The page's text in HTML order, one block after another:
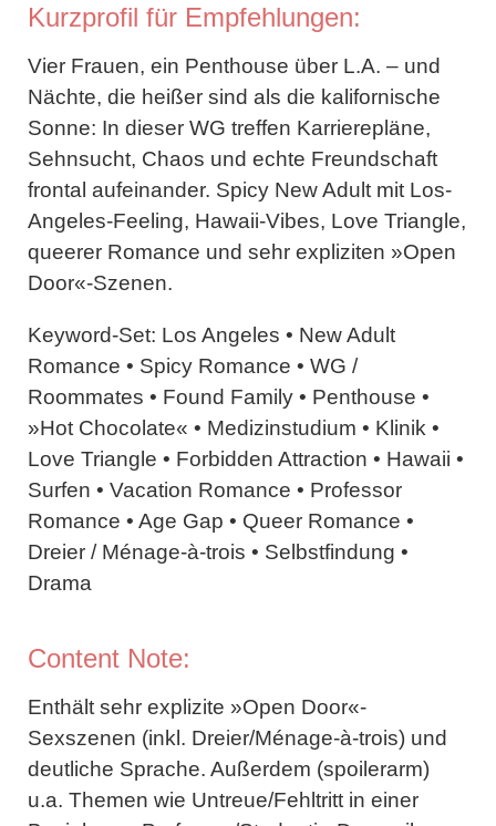
Kurzprofil für Empfehlungen:
Vier Frauen, ein Penthouse über L.A. – und
Nächte, die heißer sind als die kalifornische
Sonne: In dieser WG treffen Karrierepläne,
Sehnsucht, Chaos und echte Freundschaft
frontal aufeinander. Spicy New Adult mit Los-
Angeles-Feeling, Hawaii-Vibes, Love Triangle,
queerer Romance und sehr expliziten »Open
Door«-Szenen.
Keyword-Set: Los Angeles • New Adult
Romance • Spicy Romance • WG /
Roommates • Found Family • Penthouse •
»Hot Chocolate« • Medizinstudium • Klinik •
Love Triangle • Forbidden Attraction • Hawaii •
Surfen • Vacation Romance • Professor
Romance • Age Gap • Queer Romance •
Dreier / Ménage-à-trois • Selbstfindung •
Drama
Content Note:
Enthält sehr explizite »Open Door«-
Sexszenen (inkl. Dreier/Ménage-à-trois) und
deutliche Sprache. Außerdem (spoilerarm)
u.a. Themen wie Untreue/Fehltritt in einer